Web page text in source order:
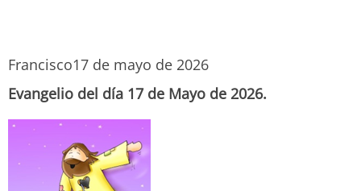
Francisco17 de mayo de 2026
Evangelio del día 17 de Mayo de 2026.